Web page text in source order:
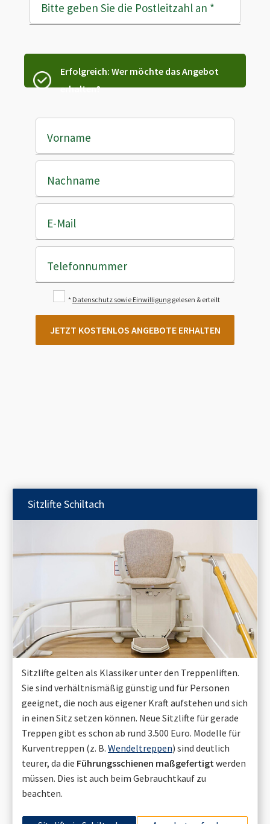
Bitte geben Sie die Postleitzahl an *
Erfolgreich: Wer möchte das Angebot
erhalten?
Vorname
Nachname
E-Mail
Telefonnummer
* Datenschutz sowie Einwilligung gelesen & erteilt
JETZT KOSTENLOS ANGEBOTE ERHALTEN
SitzlifteSchiltach
Sitzlifte gelten als Klassiker unter den Treppenliften.
Sie sind verhältnismäßig günstig und für Personen
geeignet, die noch aus eigener Kraft aufstehen und sich
in einen Sitz setzen können. Neue Sitzlifte für gerade
Treppen gibt es schon ab rund 3.500 Euro. Modelle für
Kurventreppen (z. B. Wendeltreppen) sind deutlich
teurer, da die Führungsschienen maßgefertigt werden
müssen. Dies ist auch beim Gebrauchtkauf zu
beachten.